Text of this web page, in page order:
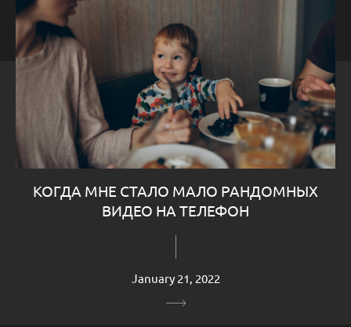
КОГДА МНЕ СТАЛО МАЛО РАНДОМНЫХ
ВИДЕО НА ТЕЛЕФОН
January 21, 2022